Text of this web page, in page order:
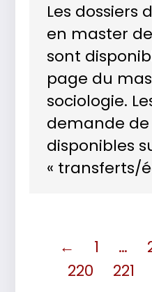
Les dossiers
en master
sont
page du
sociologie.
demande
disponibles
« transferts/
← 1 …
220
221